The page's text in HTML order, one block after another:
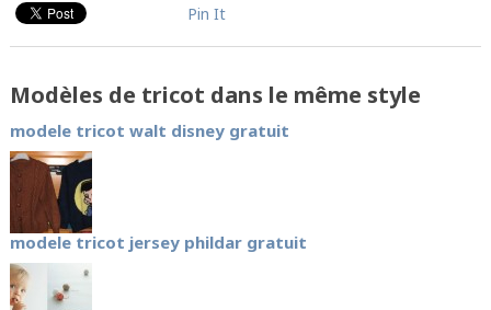
Pin It
Modèles de tricot dans le même style
modele tricot walt disney gratuit
modele tricot jersey phildar gratuit